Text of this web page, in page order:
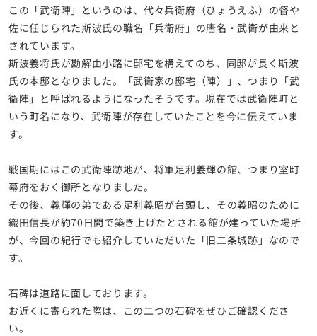
この「武衛陣」というのは、代々兵衛府（ひょうえふ）の督や
佐に任じられた斯波氏の職名「兵衛府」の唐名・武衛が由来と
されています。
斯波義将氏が勘解由小路に邸宅を構えてのち、同邸が長く斯波
氏の本邸となりました。「武衛家の邸宅（陣）」、つまり「武
衛陣」と呼ばれるようになったそうです。現在では武衛陣町と
いう町名になり、武衛陣が存在していたことを今に伝えていま
す。
戦国期にはこの武衛陣跡地が、将軍足利義輝の館、つまり室町
幕府をおく御所となりました。
その後、義輝の弟である足利義昭が台頭し、その義昭のために
織田信長が約70日間で築き上げたとされる館が建っていた場所
が、今回の紀行でも紹介していただいた「旧二条城跡」なので
す。
石碑は道路に面しております。
お近くに寄られた際は、この二つの石碑をぜひご確認くださ
い。